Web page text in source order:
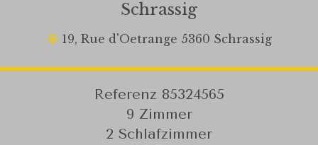
Schrassig
19, Rue d'Oetrange 5360 Schrassig
Referenz 85324565
9 Zimmer
2 Schlafzimmer